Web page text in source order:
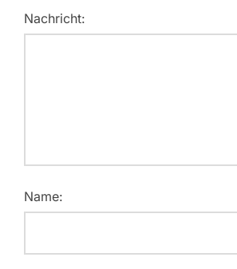
Nachricht:
Name: